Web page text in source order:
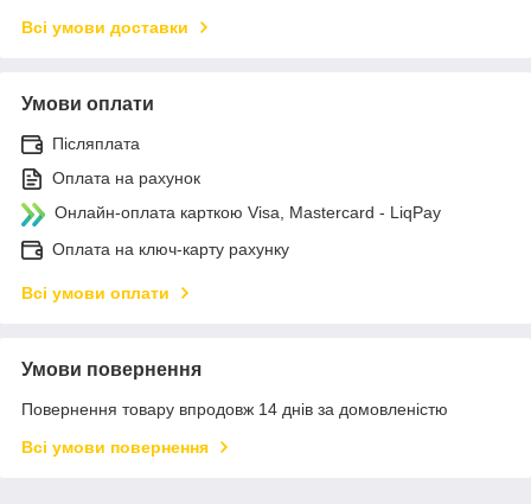
Всі умови доставки
Умови оплати
Післяплата
Оплата на рахунок
Онлайн-оплата карткою Visa, Mastercard - LiqPay
Оплата на ключ-карту рахунку
Всі умови оплати
Умови повернення
Повернення товару впродовж 14 днів за домовленістю
Всі умови повернення